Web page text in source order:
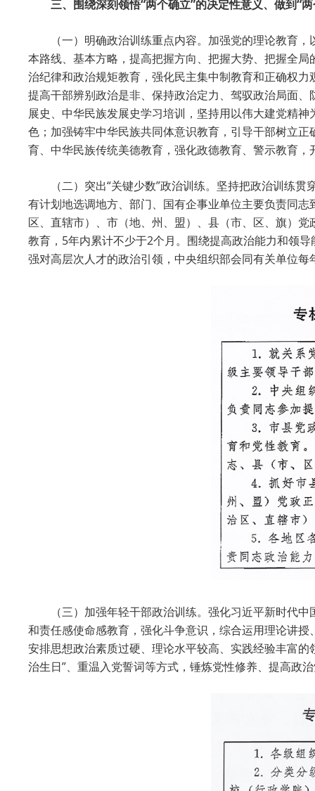
三、围绕深刻领悟“两个确立”的决定性意义、做到“
（一）明确政治训练重点内容。加强党的理论教育
本路线、基本方略，提高把握方向、把握大势、把握全
治纪律和政治规矩教育，强化民主集中制教育和正确权
提高干部辨别政治是非、保持政治定力、驾驭政治局面
展史、中华民族发展史学习培训，坚持用以伟大建党精
色；加强铸牢中华民族共同体意识教育，引导干部树立
育、中华民族传统美德教育，强化政德教育、警示教育，
（二）突出“关键少数”政治训练。坚持把政治训练
有计划地选调地方、部门、国有企事业单位主要负责同
区、直辖市）、市（地、州、盟）、县（市、区、旗）
教育，5年内累计不少于2个月。围绕提高政治能力和领
强对高层次人才的政治引领，中央组织部会同有关单位
（三）加强年轻干部政治训练。强化习近平新时代
和责任感使命感教育，强化斗争意识，综合运用理论讲
安排思想政治素质过硬、理论水平较高、实践经验丰富
治生日”、重温入党誓词等方式，锤炼党性修养、提高政